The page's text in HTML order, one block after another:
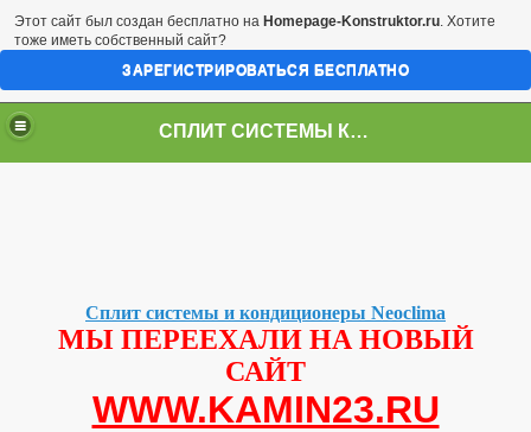
СПЛИТ СИСТЕМЫ КРАСНОДАР
Сплит системы и кондиционеры Neoclima
МЫ ПЕРЕЕХАЛИ НА НОВЫЙ
САЙТ
WWW.KAMIN23.RU
Этот сайт был создан бесплатно на Homepage-Konstruktor.ru. Хотите
тоже иметь собственный сайт?
ЗАРЕГИСТРИРОВАТЬСЯ БЕСПЛАТНО